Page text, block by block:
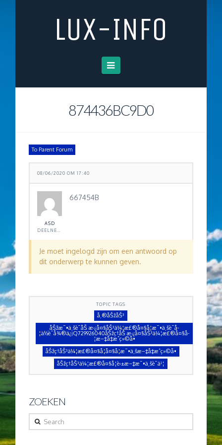
LUX-INFO
Navigation
874436BC9D0
To Parent Forum
08/06/2020 OM 17:40
ASD
667454B
Je moet ingelogd zijn om een antwoord op
dit onderwerp te kunnen geven.
TOPIC TAGS
å¸®åŠžåŠ³
åŠžæ¯•ä¸šè¯åŠ æ‹¿å¤§åŠ³ä¼¦æ£®å¤§å­¦æ¯•ä¸šè¯å­
¦ä½è¯å¾®ä¿¡Q729926040åŠžç†åŠ æ‹¿å¤§åŠ³ä¼¦æ£®å¤§å­
¦æ–‡å‡­æˆç»©å•
åŠžç†åŠ³ä¼¦æ£®å¤§å­¦å¤§å­¦æ¯•ä¸šæ–‡å‡­æˆç»©å•
åŠžç†åŠ³ä¼¦æ£®å¤§å­¦è‹±æ–‡æ¯•ä¸šè¯ä¹¦
ZOEKEN
Search